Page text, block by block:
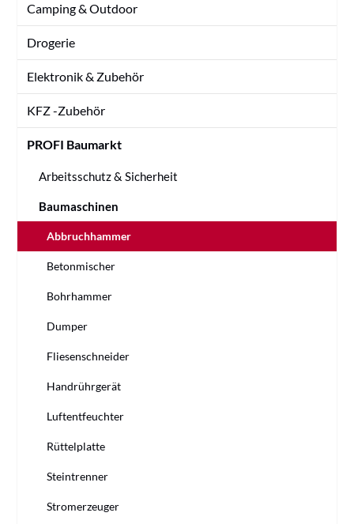
Camping & Outdoor
Drogerie
Elektronik & Zubehör
KFZ -Zubehör
PROFI Baumarkt
Arbeitsschutz & Sicherheit
Baumaschinen
Abbruchhammer
Betonmischer
Bohrhammer
Dumper
Fliesenschneider
Handrührgerät
Luftentfeuchter
Rüttelplatte
Steintrenner
Stromerzeuger